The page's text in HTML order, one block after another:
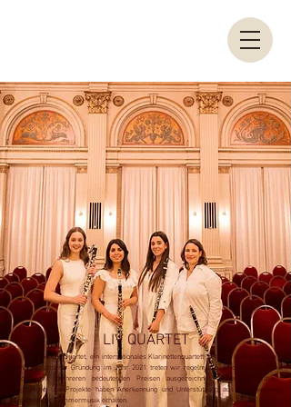
LIV QUARTET
Wir sind das Liv Quartet, ein internationales Klarinettenquartett mit Sitz in Frankfurt am
Main. Seit unserer Gründung im Jahr 2021 treten wir regelmäßig europaweit auf und
wurden mit mehreren bedeutenden Preisen ausgezeichnet. Unsere innovativen
Programme und Projekte haben Anerkennung und Unterstützung aus verschiedenen
Bereichen der Kammermusik erhalten.